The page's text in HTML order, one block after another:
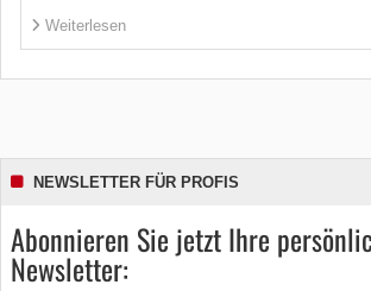
Weiterlesen
NEWSLETTER FÜR PROFIS
Abonnieren Sie jetzt Ihre
Newsletter: